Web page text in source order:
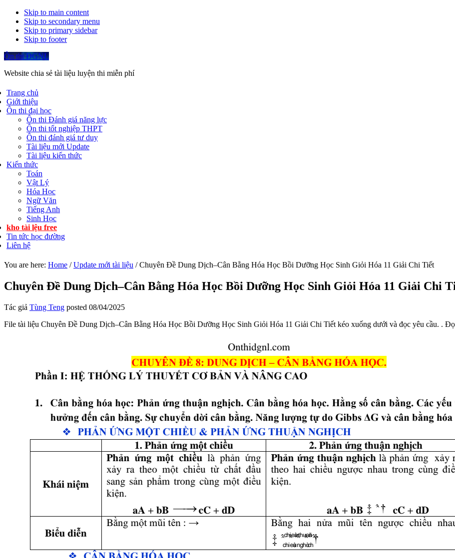
Skip to main content
Skip to secondary menu
Skip to primary sidebar
Skip to footer
Ôn thi ĐGNL
Website chia sẻ tài liệu luyện thi miễn phí
Trang chủ
Giới thiệu
Ôn thi đại học
Ôn thi Đánh giá năng lực
Ôn thi tốt nghiệp THPT
Ôn thi đánh giá tư duy
Tài liệu mới Update
Tài liệu kiến thức
Kiến thức
Toán
Vật Lý
Hóa Học
Ngữ Văn
Tiếng Anh
Sinh Học
kho tài lệu free
Tin tức học đường
Liên hệ
You are here: Home / Update mới tài liệu /Chuyên Đề Dung Dịch–Cân Bằng Hóa Học Bồi Dưỡng Học Sinh Giỏi Hóa 11 Giải Chi Tiết
Chuyên Đề Dung Dịch–Cân Bằng Hóa Học Bồi Dưỡng Học Sinh Giỏi Hóa 11 Giải Chi
Tác giả Tùng Teng posted 08/04/2025
File tài liệu Chuyên Đề Dung Dịch–Cân Bằng Hóa Học Bồi Dưỡng Học Sinh Giỏi Hóa 11 Giải Chi Tiết kéo xuống dưới và đọc yêu cầu. .